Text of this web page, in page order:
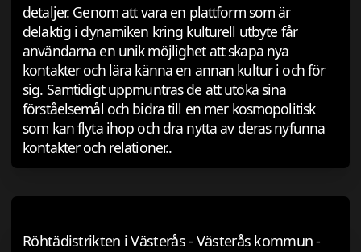
detaljer. Genom att vara en plattform som är
delaktig i dynamiken kring kulturell utbyte får
användarna en unik möjlighet att skapa nya
kontakter och lära känna en annan kultur i och för
sig. Samtidigt uppmuntras de att utöka sina
förståelsemål och bidra till en mer kosmopolitisk
som kan flyta ihop och dra nytta av deras nyfunna
kontakter och relationer..
Röhtädistrikten i Västerås - Västerås kommun -